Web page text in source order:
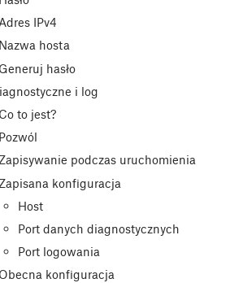
Adres IPv4
Nazwa hosta
Generuj hasło
i log
Co to jest?
Pozwól
podczas uruchomienia
konfiguracja
Host
Port danych diagnostycznych
Port logowania
Obecna konfiguracja